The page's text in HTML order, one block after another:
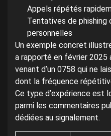
Appels répétés
Tentatives de phishing
personnelles
Un exemple concret
a rapporté en février 2025
venant d’un 0758 qui ne
dont la fréquence
Ce type d’expérience est
parmi les commentaires
dédiées au signalement.